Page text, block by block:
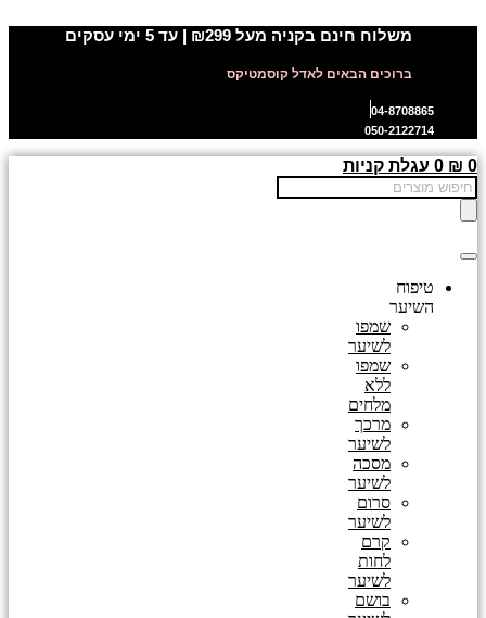
משלוח חינם בקניה מעל ₪299 | עד 5 ימי עסקים
ברוכים הבאים לאדל קוסמטיקס
04-8708865
050-2122714
₪ 0
0 עגלת קניות
Products
search
טיפוח
השיער
שמפו
לשיער
שמפו
ללא
מלחים
מרכך
לשיער
מסכה
לשיער
סרום
לשיער
קרם
לחות
לשיער
בושם